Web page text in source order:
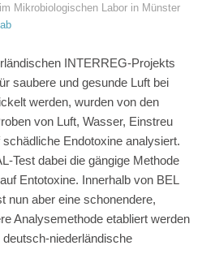
Mikrobiologischen Labor in Münster
INTERREG-Projekts
saubere und gesunde Luft bei
werden, wurden von den
von Luft, Wasser, Einstreu
Endotoxine analysiert.
Test dabei die gängige Methode
Entotoxine. Innerhalb von BEL
nun aber eine schonendere,
Analysemethode etabliert werden
niederländische